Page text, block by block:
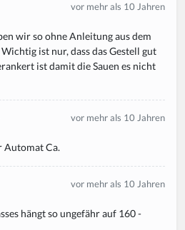
vor mehr als 10 Jahren
wir so ohne Anleitung aus dem
ist nur, dass das Gestell gut
ist damit die Sauen es nicht
vor mehr als 10 Jahren
Automat Ca.
vor mehr als 10 Jahren
hängt so ungefähr auf 160 -